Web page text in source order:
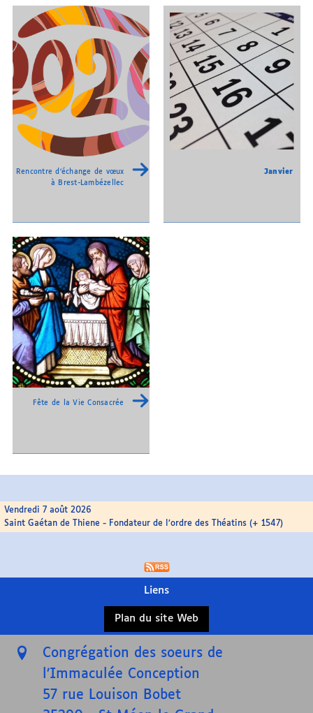
Rencontre d’échange de vœux
à Brest-Lambézellec
Janvier
Fête de la Vie Consacrée
Vendredi 7 août 2026
Saint Gaétan de Thiene - Fondateur de l’ordre des Théatins (+ 1547)
Liens
Plan du site Web
Congrégation des soeurs de
l’Immaculée Conception
57 rue Louison Bobet